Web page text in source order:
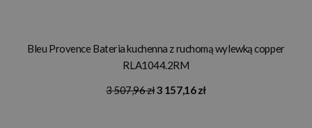
Bleu Provence Bateria kuchenna z ruchomą wylewką copper
RLA1044.2RM
3 507,96 zł3 157,16 zł